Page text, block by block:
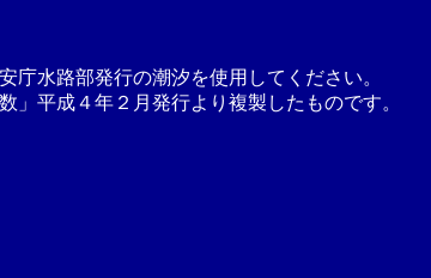
庁水路部発行の潮汐を使用してください。
平成４年２月発行より複製したものです。